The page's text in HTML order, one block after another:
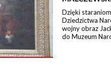
Dzięki
Dziedzictwa
wojny obraz
do Muzeum